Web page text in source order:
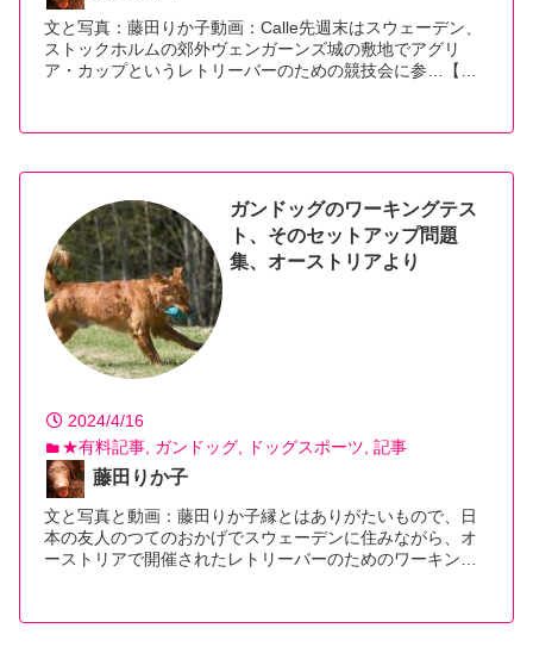
文と写真：藤田りか子動画：Calle先週末はスウェーデン、
ストックホルムの郊外ヴェンガーンズ城の敷地でアグリ
ア・カップというレトリーバーのための競技会に参…【続
ガンドッグのワーキングテス
ト、そのセットアップ問題
集、オーストリアより
2024/4/16
★有料記事 ガンドッグ ドッグスポーツ 記事
藤田りか子
文と写真と動画：藤田りか子縁とはありがたいもので、日
本の友人のつてのおかげでスウェーデンに住みながら、オ
ーストリアで開催されたレトリーバーのためのワーキン…